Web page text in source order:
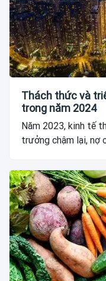
Thách thức và
trong năm 2024
Năm 2023, kinh tế
trưởng chậm lại, nợ